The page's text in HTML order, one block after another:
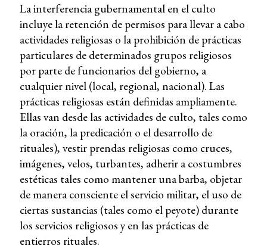
La interferencia gubernamental en el culto
incluye la retención de permisos para llevar a cabo
actividades religiosas o la prohibición de prácticas
particulares de determinados grupos religiosos
por parte de funcionarios del gobierno, a
cualquier nivel (local, regional, nacional). Las
prácticas religiosas están definidas ampliamente.
Ellas van desde las actividades de culto, tales como
la oración, la predicación o el desarrollo de
rituales), vestir prendas religiosas como cruces,
imágenes, velos, turbantes, adherir a costumbres
estéticas tales como mantener una barba, objetar
de manera consciente el servicio militar, el uso de
ciertas sustancias (tales como el peyote) durante
los servicios religiosos y en las prácticas de
entierros rituales.